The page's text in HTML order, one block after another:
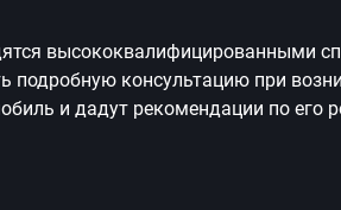
высококвалифицированными
консультацию при
и дадут рекомендации по его